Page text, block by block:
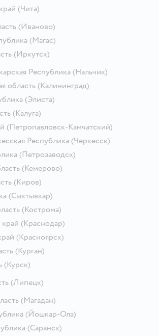
(Чита)
(Иваново)
(Магас)
(Иркутск)
Республика (Нальчик)
область(Калининград)
(Элиста)
(Калуга)
(Петропавловск-Камчатский)
Республика (Черкесск)
(Петрозаводск)
(Кемерово)
(Киров)
(Сыктывкар)
(Кострома)
(Краснодар)
(Красноярск)
(Курган)
(Курск)
(Липецк)
(Магадан)
(Йошкар-Ола)
(Саранск)